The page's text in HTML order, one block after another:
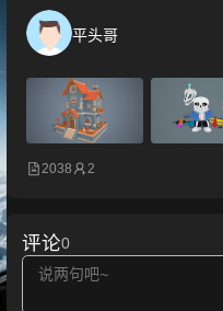
平头哥
2038 2
评论0